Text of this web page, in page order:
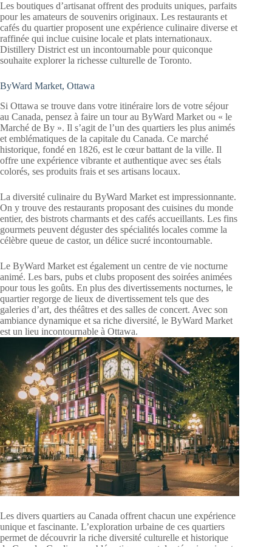
Les boutiques d’artisanat offrent des produits uniques, parfaits
pour les amateurs de souvenirs originaux. Les restaurants et
cafés du quartier proposent une expérience culinaire diverse et
raffinée qui inclue cuisine locale et plats internationaux.
Distillery District est un incontournable pour quiconque
souhaite explorer la richesse culturelle de Toronto.
ByWard Market, Ottawa
Si Ottawa se trouve dans votre itinéraire lors de votre séjour
au Canada, pensez à faire un tour au ByWard Market ou « le
Marché de By ». Il s’agit de l’un des quartiers les plus animés
et emblématiques de la capitale du Canada. Ce marché
historique, fondé en 1826, est le cœur battant de la ville. Il
offre une expérience vibrante et authentique avec ses étals
colorés, ses produits frais et ses artisans locaux.
La diversité culinaire du ByWard Market est impressionnante.
On y trouve des restaurants proposant des cuisines du monde
entier, des bistrots charmants et des cafés accueillants. Les fins
gourmets peuvent déguster des spécialités locales comme la
célèbre queue de castor, un délice sucré incontournable.
Le ByWard Market est également un centre de vie nocturne
animé. Les bars, pubs et clubs proposent des soirées animées
pour tous les goûts. En plus des divertissements nocturnes, le
quartier regorge de lieux de divertissement tels que des
galeries d’art, des théâtres et des salles de concert. Avec son
ambiance dynamique et sa riche diversité, le ByWard Market
est un lieu incontournable à Ottawa.
Les divers quartiers au Canada offrent chacun une expérience
unique et fascinante. L’exploration urbaine de ces quartiers
permet de découvrir la riche diversité culturelle et historique